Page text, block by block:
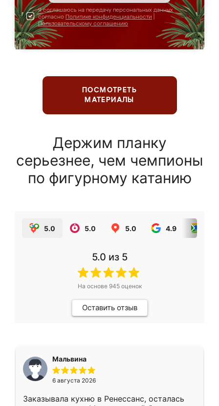
Я соглашаюсь на передачу персональных данных
согласно Политике конфиденциальности
Пользовательскому соглашению
ПОСМОТРЕТЬ
МАТЕРИАЛЫ
Держим планку
серьезнее, чем чемпионы
по фигурному катанию
5.0 5.0 5.0 4.9
5.0 из 5
На основе 945оценок
Оставить отзыв
Мальвина
6 августа 2026
Заказывала кухню в Ренессанс, осталась